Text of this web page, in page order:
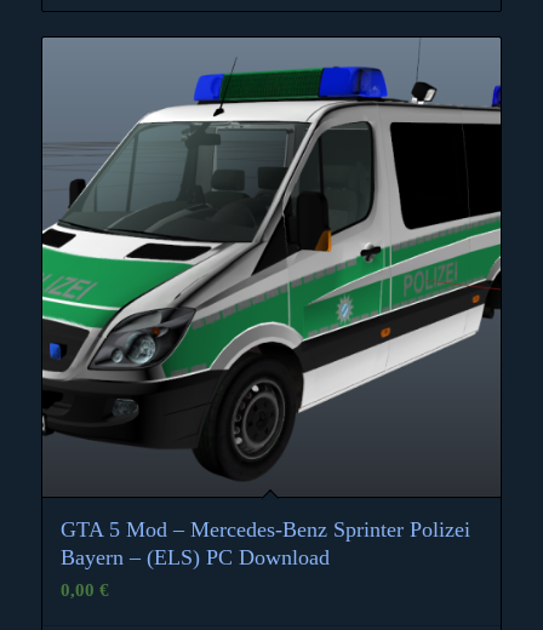
GTA 5 Mod – Mercedes-Benz Sprinter Polizei
Bayern – (ELS) PC Download
0,00 €